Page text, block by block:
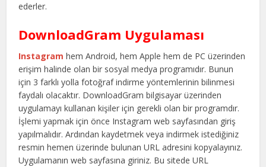
ederler.
DownloadGram Uygulaması
Instagram hem Android, hem Apple hem de PC üzerinden
erişim halinde olan bir sosyal medya programıdır. Bunun
için 3 farklı yolla fotoğraf indirme yöntemlerinin bilinmesi
faydalı olacaktır. DownloadGram bilgisayar üzerinden
uygulamayı kullanan kişiler için gerekli olan bir programdır.
İşlemi yapmak için önce Instagram web sayfasından giriş
yapılmalıdır. Ardından kaydetmek veya indirmek istediğiniz
resmin hemen üzerinde bulunan URL adresini kopyalayınız.
Uygulamanın web sayfasına giriniz. Bu sitede URL